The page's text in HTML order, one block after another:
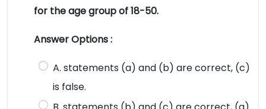
for the age group of 18-50.
Answer Options :
A. statements (a) and (b) are correct, (c)
is false.